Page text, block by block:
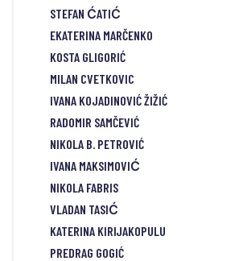
STEFAN ĆATIĆ
EKATERINA MARČENKO
KOSTA GLIGORIĆ
MILAN CVETKOVIC
IVANA KOJADINOVIĆ ŽIŽIĆ
RADOMIR SAMČEVIĆ
NIKOLA B. PETROVIĆ
IVANA MAKSIMOVIĆ
NIKOLA FABRIS
VLADAN TASIĆ
KATERINA KIRIJAKOPULU
PREDRAG GOGIĆ